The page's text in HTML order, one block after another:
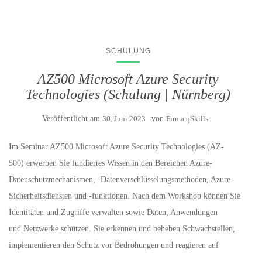
SCHULUNG
AZ500 Microsoft Azure Security
Technologies (Schulung | Nürnberg)
Veröffentlicht am 30. Juni 2023 von Firma qSkills
Im Seminar AZ500 Microsoft Azure Security Technologies (AZ-
500) erwerben Sie fundiertes Wissen in den Bereichen Azure-
Datenschutzmechanismen, -Datenverschlüsselungsmethoden, Azure-
Sicherheitsdiensten und -funktionen. Nach dem Workshop können Sie
Identitäten und Zugriffe verwalten sowie Daten, Anwendungen
und Netzwerke schützen. Sie erkennen und beheben Schwachstellen,
implementieren den Schutz vor Bedrohungen und reagieren auf